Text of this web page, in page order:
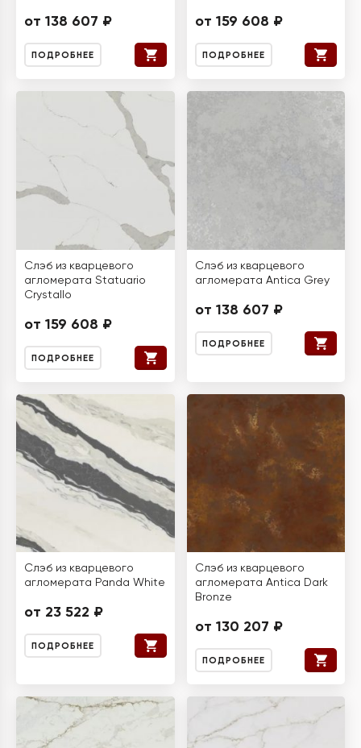
от 138 607 ₽
ПОДРОБНЕЕ
от 159 608 ₽
ПОДРОБНЕЕ
Слэб из кварцевого
агломерата Statuario
Crystallo
от 159 608 ₽
ПОДРОБНЕЕ
Слэб из кварцевого
агломерата Antica Grey
от 138 607 ₽
ПОДРОБНЕЕ
Слэб из кварцевого
агломерата Panda White
от 23 522 ₽
ПОДРОБНЕЕ
Слэб из кварцевого
агломерата Antica Dark
Bronze
от 130 207 ₽
ПОДРОБНЕЕ